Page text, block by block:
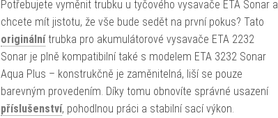
Potřebujete vyměnit trubku u tyčového vysavače ETA Sonar a
chcete mít jistotu, že vše bude sedět na první pokus? Tato
originálnítrubka pro akumulátorové vysavače ETA 2232
Sonar je plně kompatibilní také s modelem ETA 3232 Sonar
Aqua Plus – konstrukčně je zaměnitelná, liší se pouze
barevným provedením. Díky tomu obnovíte správné usazení
příslušenství, pohodlnou práci a stabilní sací výkon.